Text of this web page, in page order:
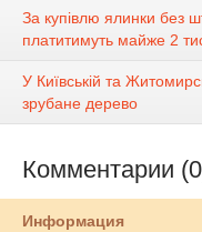
За купівлю ялинки без
платитимуть майже 2
У Київській та
зрубане дерево
Комментарии
Информация